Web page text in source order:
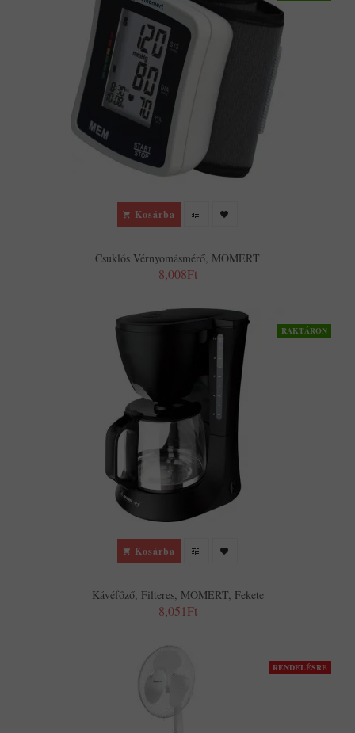
Kosárba
Csuklós Vérnyomásmérő, MOMERT
8,008Ft
RAKTÁRON
Kosárba
Kávéfőző, Filteres, MOMERT, Fekete
8,051Ft
RENDELÉSRE